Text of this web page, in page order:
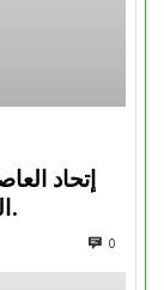
إتحاد
الكونفيدرالية الإفريقية الموسم القادم.
0